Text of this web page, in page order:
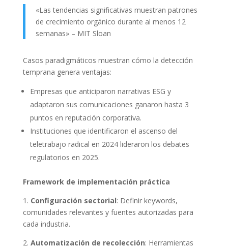
«Las tendencias significativas muestran patrones
de crecimiento orgánico durante al menos 12
semanas» – MIT Sloan
Casos paradigmáticos muestran cómo la detección
temprana genera ventajas:
Empresas que anticiparon narrativas ESG y
adaptaron sus comunicaciones ganaron hasta 3
puntos en reputación corporativa.
Instituciones que identificaron el ascenso del
teletrabajo radical en 2024 lideraron los debates
regulatorios en 2025.
Framework de implementación práctica
1. Configuración sectorial: Definir keywords,
comunidades relevantes y fuentes autorizadas para
cada industria.
2. Automatización de recolección: Herramientas